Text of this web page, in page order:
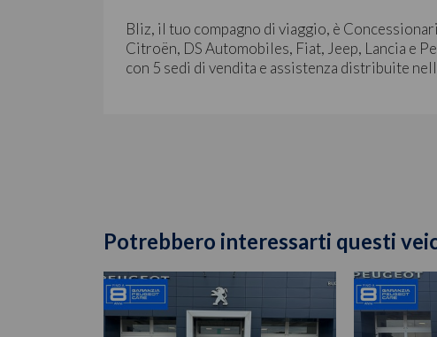
Bliz, il tuo compagno di viaggio, è
Citroën, DS Automobiles, Fiat, Jeep, Lancia e
con 5 sedi di vendita e assistenza distribuite
Potrebbero interessarti questi